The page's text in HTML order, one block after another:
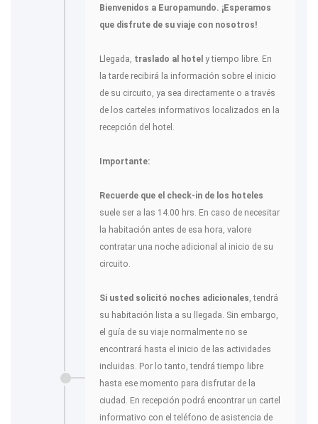
Bienvenidos a Europamundo. ¡Esperamos
que disfrute de su viaje con nosotros!
Llegada, traslado al hotel y tiempo libre. En
la tarde recibirá la información sobre el inicio
de su circuito, ya sea directamente o a través
de los carteles informativos localizados en la
recepción del hotel.
Importante:
Recuerde que el check-in de los hoteles
suele ser a las 14.00 hrs. En caso de necesitar
la habitación antes de esa hora, valore
contratar una noche adicional al inicio de su
circuito.
Si usted solicitó noches adicionales, tendrá
su habitación lista a su llegada. Sin embargo,
el guía de su viaje normalmente no se
encontrará hasta el inicio de las actividades
incluidas. Por lo tanto, tendrá tiempo libre
hasta ese momento para disfrutar de la
ciudad. En recepción podrá encontrar un cartel
informativo con el teléfono de asistencia de